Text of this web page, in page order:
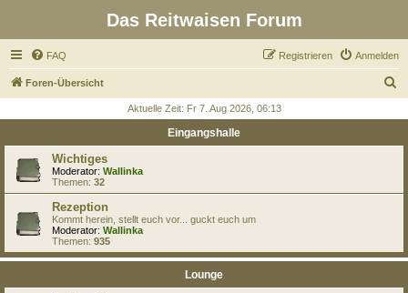
Das Reitwaisen Forum
FAQ Anmelden
Registrieren
Foren-Übersicht
h
Aktuelle Zeit: Fr 7. Aug 2026, 06:13
Eingangshalle
Wichtiges
Moderator: Wallinka
Themen: 32
Rezeption
Kommt herein, stellt euch vor... guckt euch um
Moderator: Wallinka
Themen: 935
Lounge